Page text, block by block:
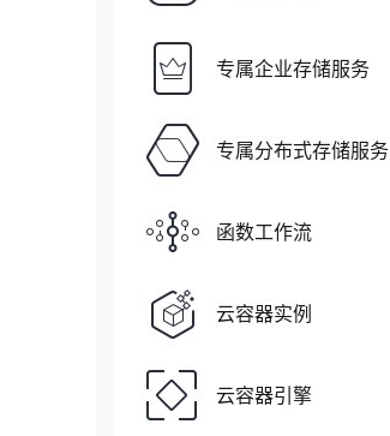
专属企业存储服务
专属分布式存储服务
函数工作流
云容器实例
云容器引擎